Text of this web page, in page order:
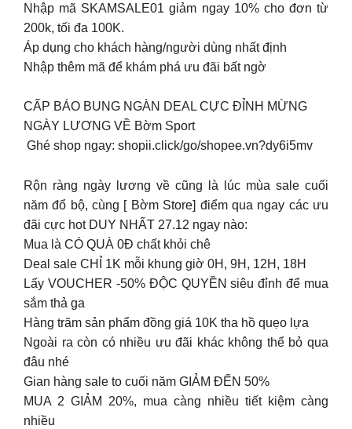
Nhập mã SKAMSALE01 giảm ngay 10% cho đơn từ
200k, tối đa 100K.
Áp dụng cho khách hàng/người dùng nhất định
Nhập thêm mã để khám phá ưu đãi bất ngờ
CẤP BÁO BUNG NGÀN DEAL CỰC ĐỈNH MỪNG
NGÀY LƯƠNG VỀ Bờm Sport
️ Ghé shop ngay: shopii.click/go/shopee.vn?dy6i5mv
Rộn ràng ngày lương về cũng là lúc mùa sale cuối
năm đổ bộ, cùng [ Bờm Store] điểm qua ngay các ưu
đãi cực hot DUY NHẤT 27.12 ngay nào:
Mua là CÓ QUÀ 0Đ chất khỏi chê
Deal sale CHỈ 1K mỗi khung giờ 0H, 9H, 12H, 18H
Lấy VOUCHER -50% ĐỘC QUYỀN siêu đỉnh để mua
sắm thả ga
Hàng trăm sản phẩm đồng giá 10K tha hồ quẹo lựa
Ngoài ra còn có nhiều ưu đãi khác không thể bỏ qua
đâu nhé
Gian hàng sale to cuối năm GIẢM ĐẾN 50%
MUA 2 GIẢM 20%, mua càng nhiều tiết kiệm càng
nhiều